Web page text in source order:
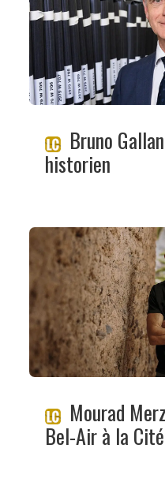
Bruno
historien
Mourad
Bel-Air à la